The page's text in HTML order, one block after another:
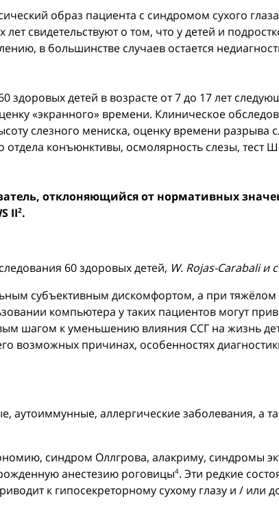
образ пациента с синдромом сухого
свидетельствуют о том, что у детей и
в большинстве случаев остается
здоровых детей в возрасте от 7 до 17 лет
«экранного» времени. Клиническое
слезного мениска, оценку времени
конъюнктивы, осмолярность слезы,
отклоняющийся от нормативных
II2.
60 здоровых детей, W. Rojas-Carabali и
субъективным дискомфортом, а при
компьютера у таких пациентов могут
шагом к уменьшению влияния ССГ на жизнь
возможных причинах, особенностях
аутоиммунные, аллергические заболевания, а
синдром Оллгрова, алакриму, синдромы
анестезию роговицы4. Эти редкие
к гипосекреторному сухому глазу и / или